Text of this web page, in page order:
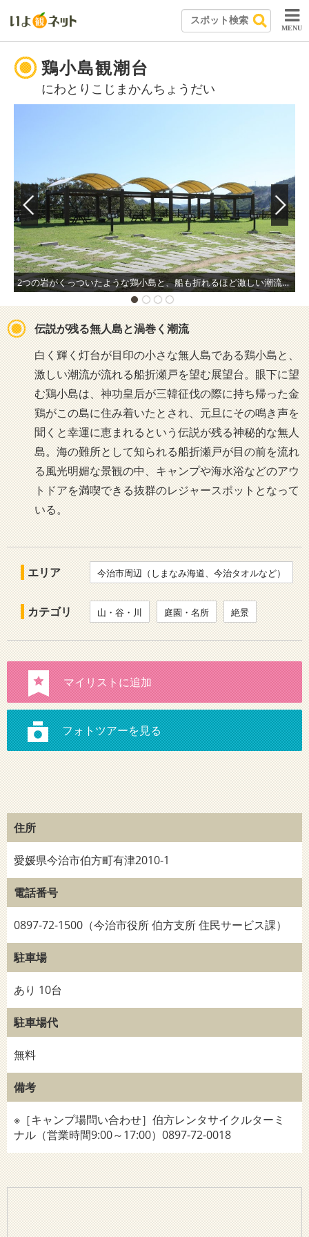
MENU
鶏小島観潮台
にわとりこじまかんちょうだい
2つの岩がくっついたような鶏小島と、船も折れるほど激しい潮流が渦巻く船折瀬戸が見下ろせる高台に建つ観潮台。
伝説が残る無人島と渦巻く潮流
白く輝く灯台が目印の小さな無人島である鶏小島と、
激しい潮流が流れる船折瀬戸を望む展望台。眼下に望
む鶏小島は、神功皇后が三韓征伐の際に持ち帰った金
鶏がこの島に住み着いたとされ、元旦にその鳴き声を
聞くと幸運に恵まれるという伝説が残る神秘的な無人
島。海の難所として知られる船折瀬戸が目の前を流れ
る風光明媚な景観の中、キャンプや海水浴などのアウ
トドアを満喫できる抜群のレジャースポットとなって
いる。
エリア 今治市周辺（しまなみ海道、今治タオルなど）
カテゴリ 山・谷・川 庭園・名所 絶景
住所
愛媛県今治市伯方町有津2010-1
電話番号
0897-72-1500（今治市役所 伯方支所 住民サービス課）
駐車場
あり 10台
駐車場代
無料
備考
※［キャンプ場問い合わせ］伯方レンタサイクルターミ
ナル（営業時間9:00～17:00）0897-72-0018